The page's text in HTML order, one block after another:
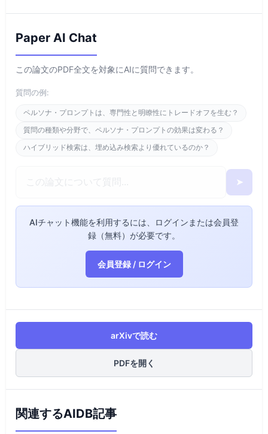
Paper AI Chat
この論文のPDF全文を対象にAIに質問できます。
質問の例:
ペルソナ・プロンプトは、専門性と明瞭性にトレードオフを生む？
質問の種類や分野で、ペルソナ・プロンプトの効果は変わる？
ハイブリッド検索は、埋め込み検索より優れているのか？
➤
AIチャット機能を利用するには、ログインまたは会員登
録（無料）が必要です。
会員登録 / ログイン
arXivで読む
PDFを開く
関連するAIDB記事